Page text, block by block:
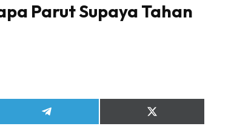
Parut Supaya Tahan
Share
on
Share
on